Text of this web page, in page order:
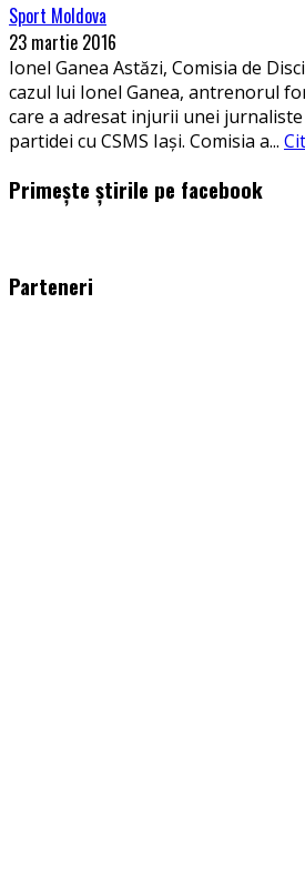
Sport Moldova
23 martie 2016
Ionel Ganea Astăzi, Comisia de
cazul lui Ionel Ganea, antrenorul
care a adresat injurii unei jurnaliste
partidei cu CSMS Iași. Comisia a...
Primește știrile pe facebook
Parteneri